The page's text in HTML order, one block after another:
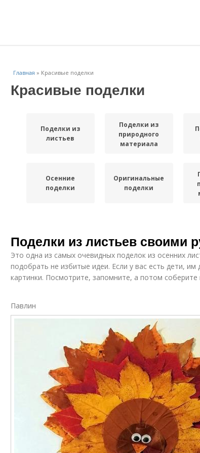
Главная » Красивые поделки
Красивые поделки
Поделки из
листьев
Поделки из
природного
материала
Осенние
поделки
Оригинальные
поделки
поделки
поделок
Поделки в садик
Новогодние
материалов
Поделки из
воздушного
пластилина
Поделки из
соленого теста
Красивые идеи
Детская
поделка
Поделки из листьев своими
Это одна из самых очевидных поделок из осенних
подобрать не избитые идеи. Если у вас есть дети,
картинки. Посмотрите, запомните, а потом
Павлин